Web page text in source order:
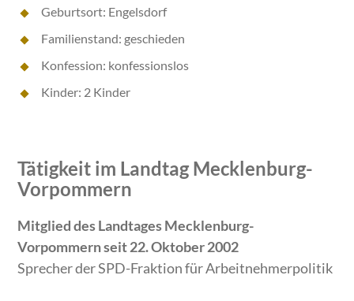
Geburtsort: Engelsdorf
Familienstand: geschieden
Konfession: konfessionslos
Kinder: 2 Kinder
Tätigkeit im Landtag Mecklenburg-
Vorpommern
Mitglied des Landtages Mecklenburg-
Vorpommern seit 22. Oktober 2002
Sprecher der SPD-Fraktion für Arbeitnehmerpolitik